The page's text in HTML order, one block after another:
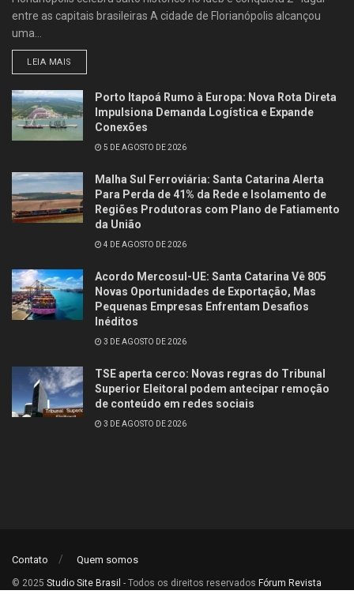
entre as capitais brasileiras A cidade de Florianópolis alcançou
uma...
LEIA MAIS
Porto Itapoá Rumo à Europa: Nova Rota Direta
Impulsiona Demanda Logística e Expande
Conexões
5 DE AGOSTO DE 2026
Malha Sul Ferroviária: Santa Catarina Alerta
Para Perda de 41% da Rede e Isolamento de
Regiões Produtoras com Plano de Fatiamento
da União
4 DE AGOSTO DE 2026
Acordo Mercosul-UE: Santa Catarina Vê 805
Novas Oportunidades de Exportação, Mas
Pequenas Empresas Enfrentam Desafios
Inéditos
3 DE AGOSTO DE 2026
TSE aperta cerco: Novas regras do Tribunal
Superior Eleitoral podem antecipar remoção
de conteúdo em redes sociais
3 DE AGOSTO DE 2026
Contato Quem somos
© 2025 Studio Site Brasil - Todos os direitos reservados Fórum Revista